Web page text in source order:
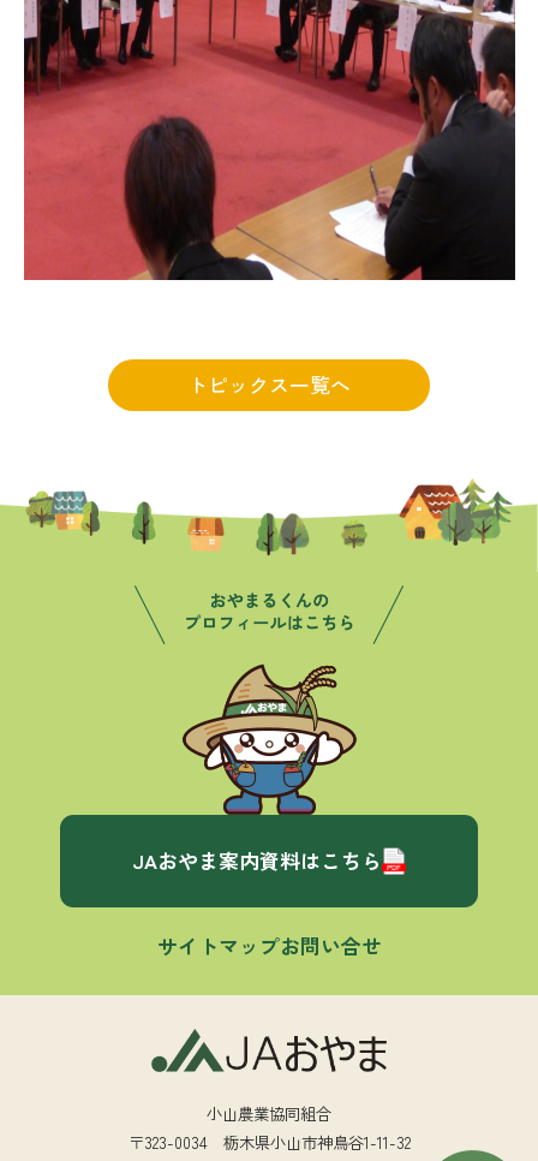
トピックス一覧へ
JAおやま案内資料はこちら
サイトマップお問い合せ
小山農業協同組合
〒323-0034 栃木県小山市神鳥谷1-11-32